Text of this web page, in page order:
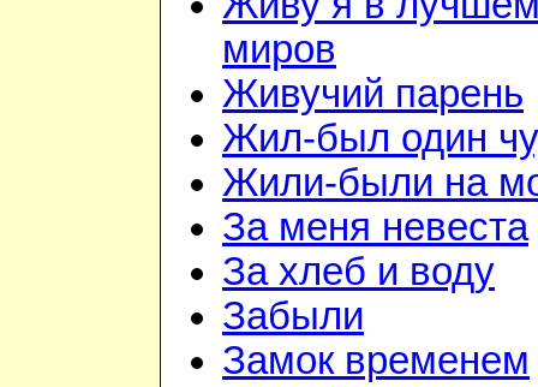
миров
Живучий парень
Жил-был один
Жили-были на
За меня невеста
За хлеб и воду
Забыли
Замок временем